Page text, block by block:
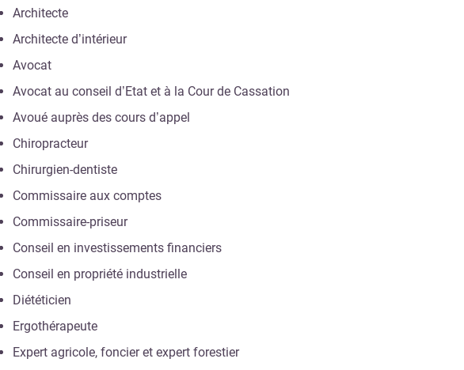
Architecte
Architecte d’intérieur
Avocat
Avocat au conseil d’Etat et à la Cour de Cassation
Avoué auprès des cours d’appel
Chiropracteur
Chirurgien-dentiste
Commissaire aux comptes
Commissaire-priseur
Conseil en investissements financiers
Conseil en propriété industrielle
Diététicien
Ergothérapeute
Expert agricole, foncier et expert forestier